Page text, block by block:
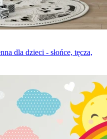
dla dzieci - słońce, tęcza,